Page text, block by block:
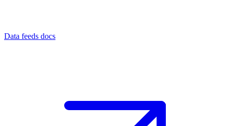
Data feeds docs